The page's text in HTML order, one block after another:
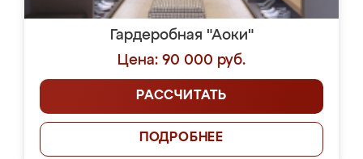
Гардеробная "Аоки"
Цена: 90 000 руб.
РАССЧИТАТЬ
ПОДРОБНЕЕ